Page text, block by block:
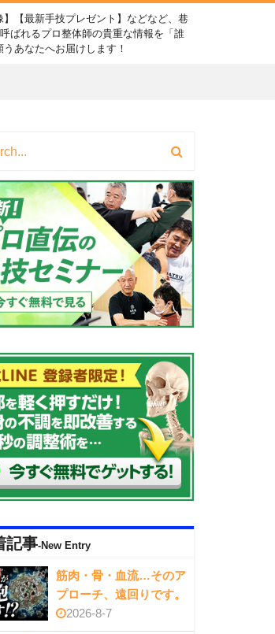
】【最新手技プレゼント】などなど、巷
ばれるプロ整体師の貴重な情報を「誰
あなたへお届けします！
記事-New Entry
筋肉・骨・血流…そのア
プローチ、遠回りです。
2026-8-7